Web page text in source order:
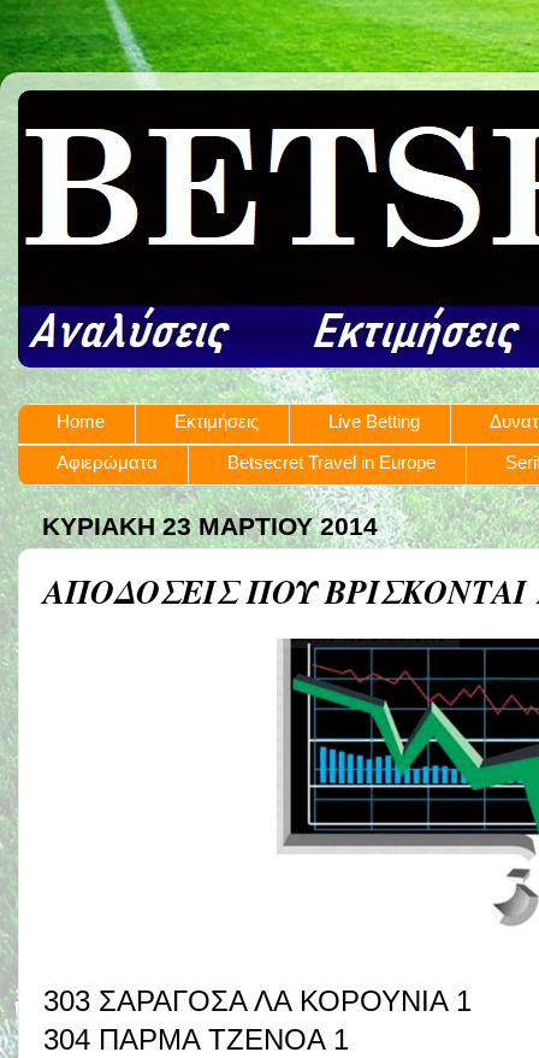
Home Εκτιμήσεις Live Betting
Αφιερώματα
Betsecret Travel in Europe
ΚΥΡΙΑΚΉ 23 ΜΑΡΤΊΟΥ 2014
ΑΠΟΔΟΣΕΙΣ ΠΟΥ
303 ΣΑΡΑΓΟΣΑ ΛΑ ΚΟΡΟΥΝΙΑ 1
304 ΠΑΡΜΑ ΤΖΕΝΟΑ 1